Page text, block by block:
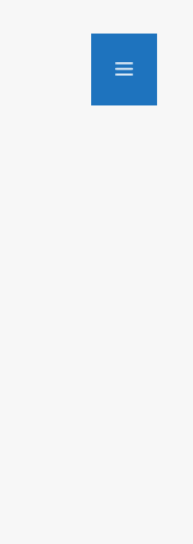
MENU